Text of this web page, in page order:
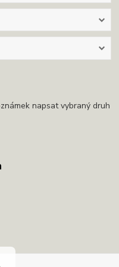
napsat vybraný druh